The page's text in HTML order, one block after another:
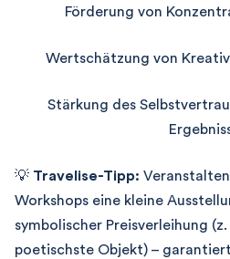
Förderung von
Wertschätzung von
Stärkung des
💡 Travelise-Tipp:
Workshops eine kleine
symbolischer Preisverleihung
poetischste Objekt) –